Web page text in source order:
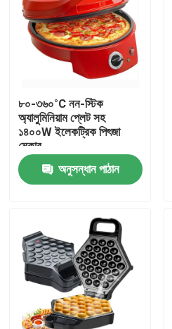
পণ্য
৮০-৩৬০°C নন-স্টিক
অ্যালুমিনিয়াম প্লেট সহ
১৪০০W ইলেকট্রিক পিৎজা
মেকার
অনুসন্ধান পাঠান